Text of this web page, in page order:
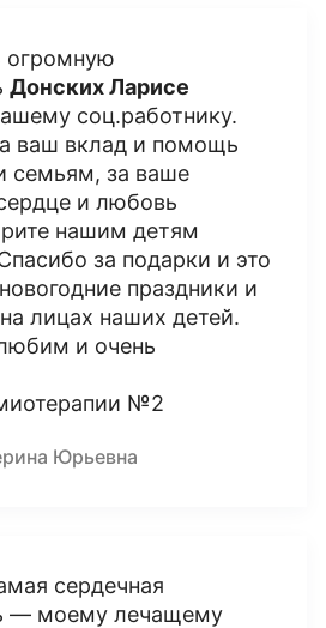
огромную
Донских Ларисе
соц.работнику.
ваш вклад и помощь
семьям, за ваше
и любовь
нашим детям
за подарки и это
праздники и
лицах наших детей.
и очень
№2
Юрьевна
сердечная
— моему лечащему